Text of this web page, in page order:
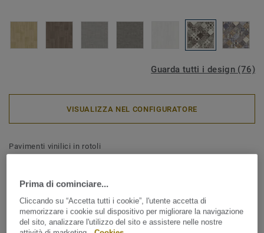
Guarda tutti i design (76)
VISUALIZZA NEL CONFIGURATORE
Pavimenti vinilici in rotoli
DARK GREY
ICONIK 260D offre un'ampia selezione di decori effetto
legno, ceramica e con disegni grafici per rispondere alla
Prima di cominciare...
Cliccando su “Accetta tutti i cookie”, l'utente accetta di
memorizzare i cookie sul dispositivo per migliorare la navigazione
del sito, analizzare l'utilizzo del sito e assistere nelle nostre